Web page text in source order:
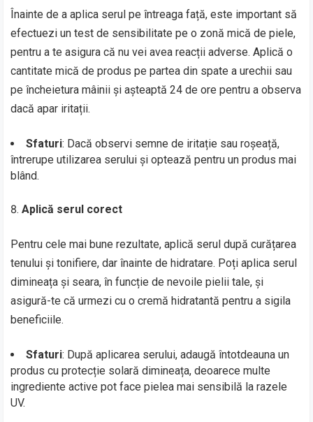
Înainte de a aplica serul pe întreaga față, este important să
efectuezi un test de sensibilitate pe o zonă mică de piele,
pentru a te asigura că nu vei avea reacții adverse. Aplică o
cantitate mică de produs pe partea din spate a urechii sau
pe încheietura mâinii și așteaptă 24 de ore pentru a observa
dacă apar iritații.
Sfaturi: Dacă observi semne de iritație sau roșeață,
întrerupe utilizarea serului și optează pentru un produs mai
blând.
Aplică serul corect
Pentru cele mai bune rezultate, aplică serul după curățarea
tenului și tonifiere, dar înainte de hidratare. Poți aplica serul
dimineața și seara, în funcție de nevoile pielii tale, și
asigură-te că urmezi cu o cremă hidratantă pentru a sigila
beneficiile.
Sfaturi: După aplicarea serului, adaugă întotdeauna un
produs cu protecție solară dimineața, deoarece multe
ingrediente active pot face pielea mai sensibilă la razele
UV.